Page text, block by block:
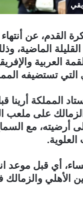
القدم، عن
الماضية،
العربية
التي تستضيفه
على ملعب
.
أي قبل موعد
الأهلي